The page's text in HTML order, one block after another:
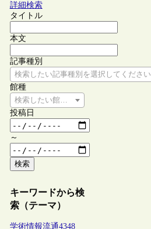
詳細検索
タイトル
本文
記事種別
検索したい記事種別を選択してください
館種
検索したい館種を選択してください
投稿日
～
検索
キーワードから検
索（テーマ）
学術情報流通4348